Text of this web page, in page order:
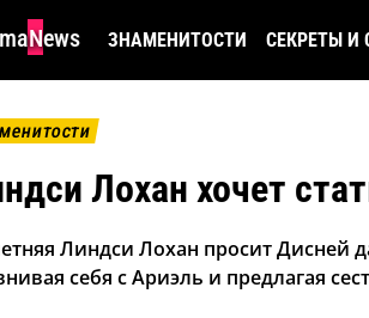
ЗНАМЕНИТОСТИ СЕКРЕТЫ И
Лохан хочет
Линдси Лохан просит Дисней
себя с Ариэль и предлагая